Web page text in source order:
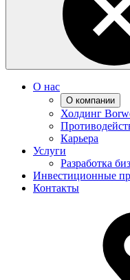
О нас
О компании
Холдинг
Карьера
Услуги
Разработка
Инвестиционные
Контакты